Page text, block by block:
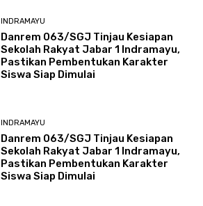
INDRAMAYU
Danrem 063/SGJ Tinjau Kesiapan
Sekolah Rakyat Jabar 1 Indramayu,
Pastikan Pembentukan Karakter
Siswa Siap Dimulai
INDRAMAYU
Danrem 063/SGJ Tinjau Kesiapan
Sekolah Rakyat Jabar 1 Indramayu,
Pastikan Pembentukan Karakter
Siswa Siap Dimulai